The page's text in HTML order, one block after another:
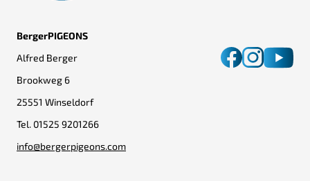
BergerPIGEONS
Alfred Berger
Brookweg 6
25551 Winseldorf
Tel. 01525 9201266
info@bergerpigeons.com